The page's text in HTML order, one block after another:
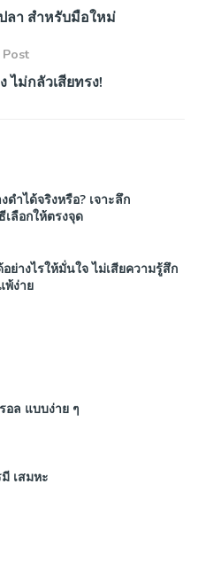
า สำหรับมือใหม่
ไม่กลัวเสียทรง!
ดำได้จริงหรือ? เจาะลึก
ลือกให้ตรงจุด
ย่างไรให้มั่นใจ ไม่เสียความรู้สึก
พ้ง่าย
อล แบบง่าย ๆ
เสมหะ